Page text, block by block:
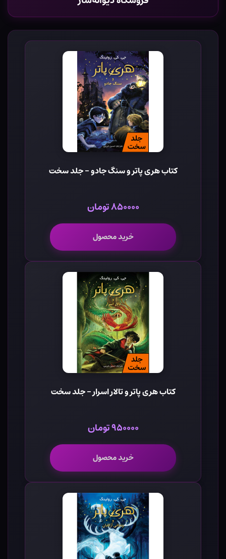
کتاب هری پاتر و سنگ جادو - جلد سخت
۸۵۰۰۰۰ تومان
خرید محصول
کتاب هری پاتر و تالار اسرار - جلد سخت
۹۵۰۰۰۰ تومان
خرید محصول